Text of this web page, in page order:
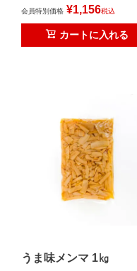
会員特別価格 ¥1,156税込
カートに入れる
うま味メンマ 1㎏